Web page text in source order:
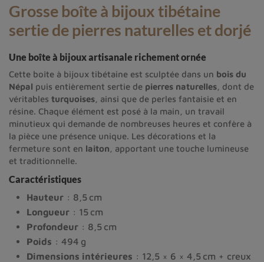
Grosse boîte à bijoux tibétaine
sertie de pierres naturelles et dorjé
Une boîte à bijoux artisanale richement ornée
Cette boîte à bijoux tibétaine est sculptée dans un bois du
Népal puis entièrement sertie de pierres naturelles , dont de
véritables turquoises , ainsi que de perles fantaisie et en
résine. Chaque élément est posé à la main, un travail
minutieux qui demande de nombreuses heures et confère à
la pièce une présence unique. Les décorations et la
fermeture sont en laiton , apportant une touche lumineuse
et traditionnelle.
Caractéristiques
Hauteur : 8,5 cm
Longueur : 15 cm
Profondeur : 8,5 cm
Poids : 494 g
Dimensions intérieures : 12,5 × 6 × 4,5 cm + creux